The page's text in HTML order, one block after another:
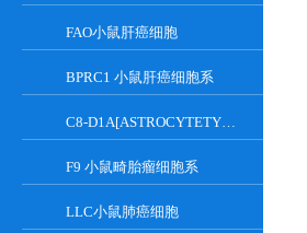
FAO小鼠肝癌细胞
BPRC1 小鼠肝癌细胞系
C8-D1A[ASTROCYTETYPEICLONE]小鼠小脑细胞
F9 小鼠畸胎瘤细胞系
LLC小鼠肺癌细胞